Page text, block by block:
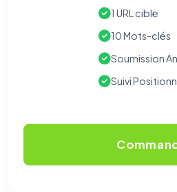
1 URL cible
10 Mots-clés
Soumission
Suivi
Cookies essentiels TOUJOURS
Nécessaires au fonctionnement du site
mémorisation de vos choix de
peuvent pas être désactivés.
Nous aident à comprendre comment
anonymisées via Google Analytics.